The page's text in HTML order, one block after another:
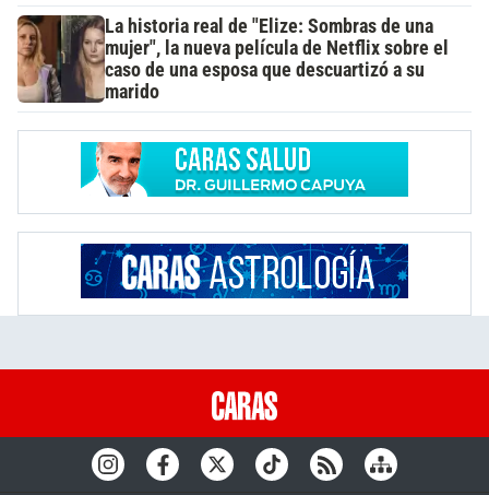
La historia real de "Elize: Sombras de una
mujer", la nueva película de Netflix sobre el
caso de una esposa que descuartizó a su
marido